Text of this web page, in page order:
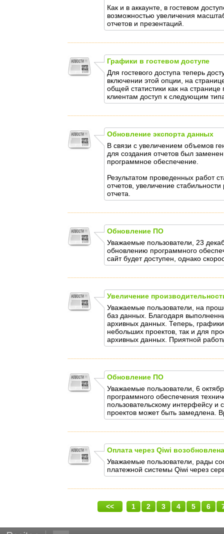
Как и в аккаунте, в гостевом
возможностью увеличения
отчетов и презентаций.
Графики в гостевом доступе
Для гостевого доступа теперь
включении этой опции, на
общей статистики как на
клиентам доступ к следующим
Обновление экспорта данных
В связи с увеличением объемов
для создания отчетов был
программное обеспечение.
Результатом проведенных работ
отчетов, увеличение
отчета.
Обновление ПО
Уважаемые пользователи, 23
обновлению программного
сайт будет доступен, однако
Увеличение
Уважаемые пользователи, на
баз данных. Благодаря
архивных данных. Теперь,
небольших проектов, так и для
архивных данных. Приятной
Обновление ПО
Уважаемые пользователи, 6
программного обеспечения
пользовательскому интерфейсу и
проектов может быть замедлена.
Оплата через Qiwi возобновлена
Уважаемые пользователи, рады
платежной системы Qiwi через
<< 1 2 3 4 5 6